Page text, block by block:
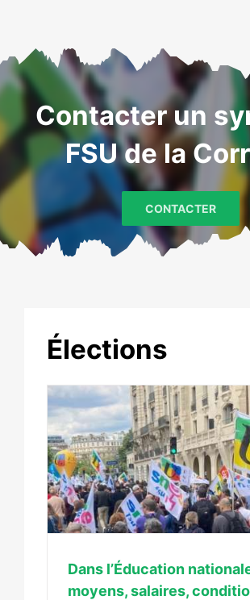
Contacter un
FSU de la
CONTACTER
Élections
Dans l’Éducation
moyens, salaires,